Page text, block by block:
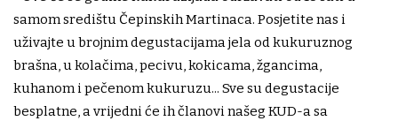
samom središtu Čepinskih Martinaca. Posjetite nas i
uživajte u brojnim degustacijama jela od kukuruznog
brašna, u kolačima, pecivu, kokicama, žgancima,
kuhanom i pečenom kukuruzu... Sve su degustacije
besplatne, a vrijedni će ih članovi našeg KUD-a sa